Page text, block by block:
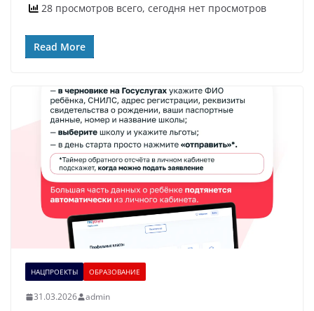
28 просмотров всего, сегодня нет просмотров
Read More
НАЦПРОЕКТЫ ОБРАЗОВАНИЕ
31.03.2026 admin